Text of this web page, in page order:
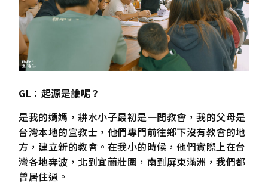
GL：起源是誰呢？
是我的媽媽，耕水小子最初是一間教會，我的父母是
台灣本地的宣教士，他們專門前往鄉下沒有教會的地
方，建立新的教會。在我小的時候，他們實際上在台
灣各地奔波，北到宜蘭壯圍，南到屏東滿洲，我們都
曾居住過。